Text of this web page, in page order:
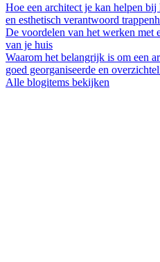
Hoe een architect je kan helpen
en esthetisch verantwoord
De voordelen van het werken met
van je huis
Waarom het belangrijk is om een
goed georganiseerde en
Alle blogitems bekijken